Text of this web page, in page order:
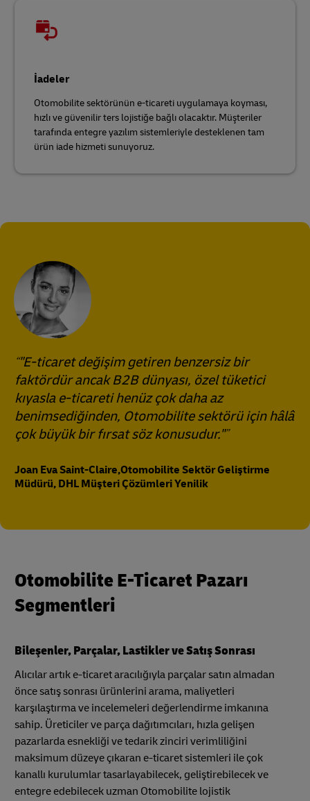
İadeler
Otomobilite sektörünün e-ticareti uygulamaya koyması,
hızlı ve güvenilir ters lojistiğe bağlı olacaktır. Müşteriler
tarafında entegre yazılım sistemleriyle desteklenen tam
ürün iade hizmeti sunuyoruz.
"E-ticaret değişim getiren benzersiz bir
faktördür ancak B2B dünyası, özel tüketici
kıyasla e-ticareti henüz çok daha az
benimsediğinden, Otomobilite sektörü için hâlâ
çok büyük bir fırsat söz konusudur."
Joan Eva Saint-Claire,Otomobilite Sektör Geliştirme
Müdürü, DHL Müşteri Çözümleri Yenilik
Otomobilite E-Ticaret Pazarı
Segmentleri
Bileşenler, Parçalar, Lastikler ve Satış Sonrası
Alıcılar artık e-ticaret aracılığıyla parçalar satın almadan
önce satış sonrası ürünlerini arama, maliyetleri
karşılaştırma ve incelemeleri değerlendirme imkanına
sahip. Üreticiler ve parça dağıtımcıları, hızla gelişen
pazarlarda esnekliği ve tedarik zinciri verimliliğini
maksimum düzeye çıkaran e-ticaret sistemleri ile çok
kanallı kurulumlar tasarlayabilecek, geliştirebilecek ve
entegre edebilecek uzman Otomobilite lojistik